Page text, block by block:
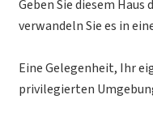
Geben Sie diesem Haus
verwandeln Sie es in
Eine Gelegenheit, Ihr
privilegierten